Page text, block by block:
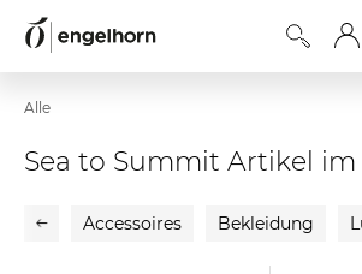
Alle
Sea to Summit Artikel im
Accessoires Bekleidung